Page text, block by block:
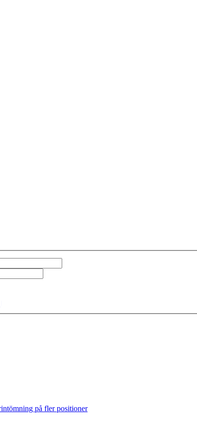
på fler positioner